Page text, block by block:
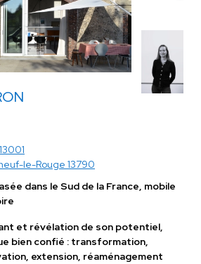
le-Rouge 13790
dans le Sud de la France, mobile
et révélation de son potentiel,
bien confié : transformation,
extension, réaménagement